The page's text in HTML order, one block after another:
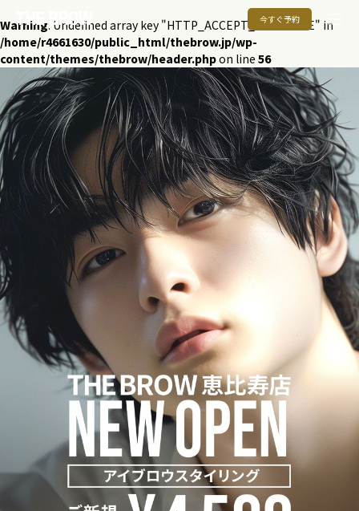
Warning: Undefined array key "HTTP_ACCEPT_LANGUAGE" in
/home/r4661630/public_html/thebrow.jp/wp-
content/themes/thebrow/header.phpon line 56
今すぐ予約